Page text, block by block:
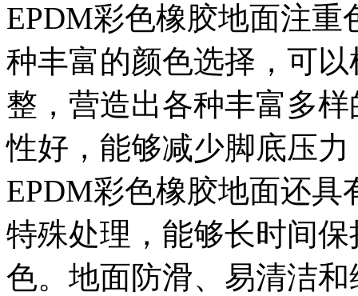
EPDM彩色橡胶地面注
种丰富的颜色选择，可
整，营造出各种丰富多
性好，能够减少脚底压
EPDM彩色橡胶地面还
特殊处理，能够长时间
色。地面防滑、易清洁